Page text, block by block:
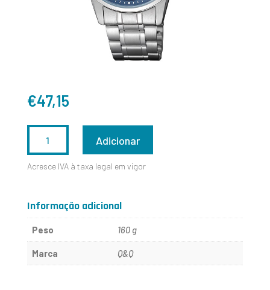
€47,15
DE
Adicionar
Acresce IVA à taxa legal em vigor
Informação adicional
Peso 160 g
Marca Q&Q